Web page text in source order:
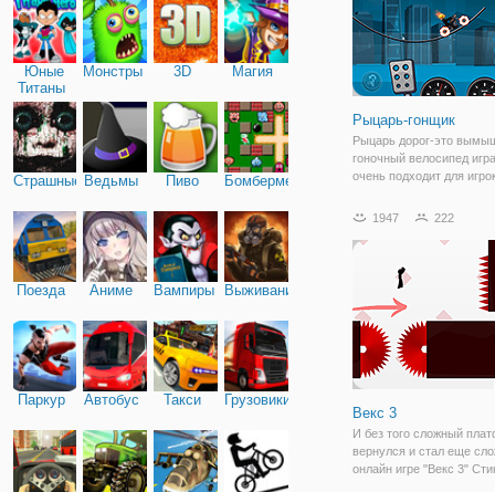
Юные
Титаны
Монстры 3D Магия
Страшные Ведьмы Пиво Бомбермен
Поезда Аниме Вампиры Выживание
Паркур Автобус Такси Грузовики
Рыцарь-гонщик
Рыцарь дорог-это
гоночный велосипед
очень подходит для
имеет много
чтобы контролировать
1947 222
Векс 3
И без того сложный
вернулся и стал еще
онлайн игре "Векс 3"